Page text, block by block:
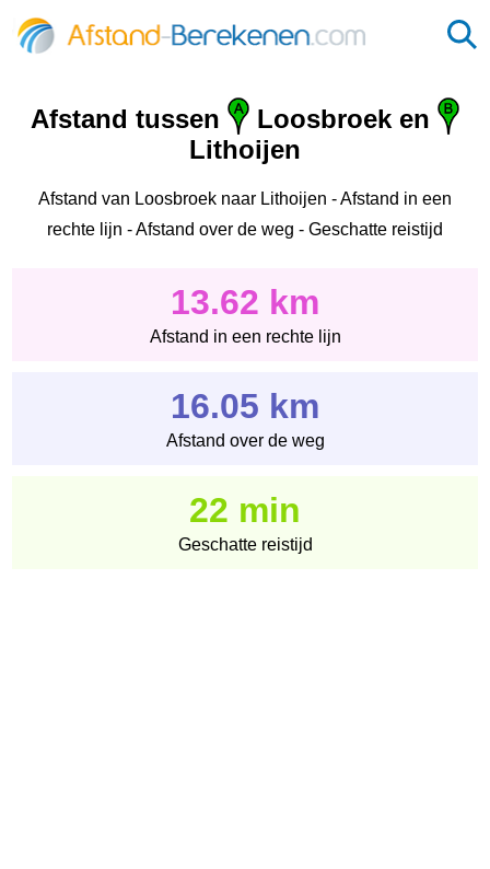
Afstand tussen
Loosbroek en
Lithoijen
Afstand van Loosbroek naar Lithoijen - Afstand in een
rechte lijn - Afstand over de weg - Geschatte reistijd
13.62 km
Afstand in een rechte lijn
16.05 km
Afstand over de weg
22 min
Geschatte reistijd